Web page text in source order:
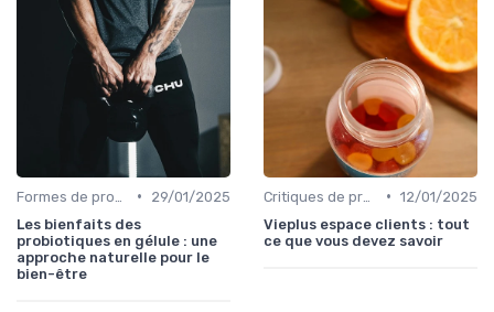
•
29/01/2025
Les bienfaits des
probiotiques en gélule : une
approche naturelle pour le
bien-être
• 12/01/2025
Vieplus espace clients : tout
ce que vous devez savoir